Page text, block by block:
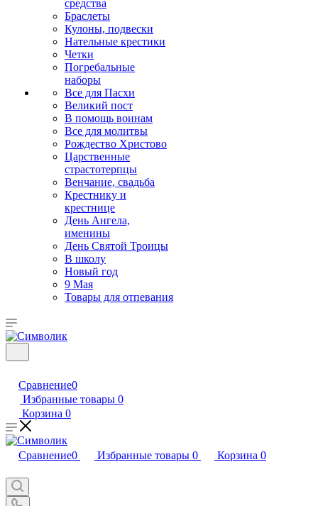
средства
Браслеты
Кулоны, подвески
Нательные крестики
Четки
Погребальные
наборы
Все для Пасхи
Великий пост
В помощь воинам
Все для молитвы
Рождество Христово
Царственные
страстотерпцы
Венчание, свадьба
Крестнику и
крестнице
День Ангела,
именины
День Святой Троицы
В школу
Новый год
9 Мая
Товары для отпевания
Сравнение0
Избранные товары 0
Корзина 0
Сравнение0 Избранные товары 0 Корзина 0